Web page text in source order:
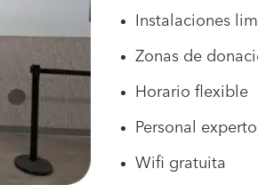
Instalaciones
Zonas de
Horario flexible
Personal
Wifi gratuita